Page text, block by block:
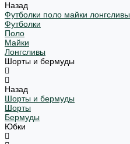
Назад
Футболки поло майки лонгсливы
Футболки
Поло
Майки
Лонгсливы
Шорты и бермуды
Назад
Шорты и бермуды
Шорты
Бермуды
Юбки